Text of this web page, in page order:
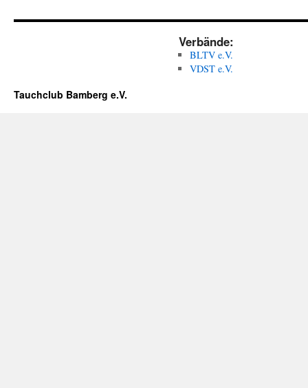
Verbände:
BLTV e.V.
VDST e.V.
Tauchclub Bamberg e.V.